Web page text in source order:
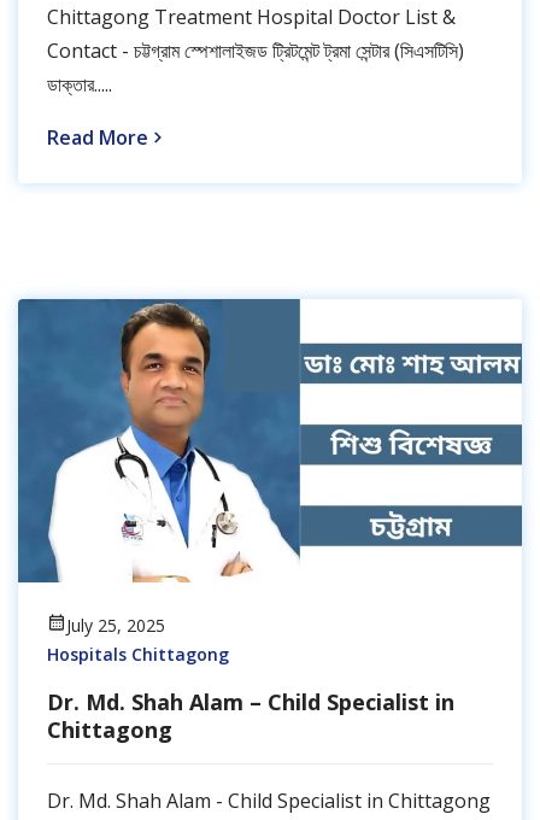
Chittagong Treatment Hospital Doctor List &
Contact - চট্টগ্রাম স্পেশালাইজড ট্রিটমেন্ট ট্রমা সেন্টার (সিএসটিসি)
ডাক্তার.....
Read More
July 25, 2025
Hospitals Chittagong
Dr. Md. Shah Alam – Child Specialist in
Chittagong
Dr. Md. Shah Alam - Child Specialist in Chittagong